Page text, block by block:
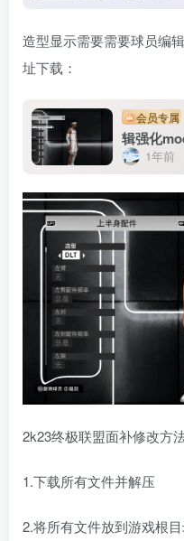
造型显示需要需要球员编
址下载：
会员专属
辑强化
1年前
2k23终极联盟面补修改方
1.下载所有文件并解压
2.将所有文件放到游戏根